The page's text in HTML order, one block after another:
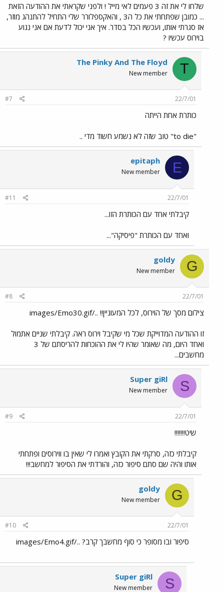
שלחו לי את זה 3 פעמים לאי מייל ! ולפני שקראתי את ההודעה הזאת
... כמובן שפתחתי את כל ה3 , והאקספלורר שלי התחיל להתנהג מוזר,
אז סגרתי אותו, ועכשיו הכל בסדר. איך אני יכול לדעת אם אני נגוע
בוירוס עכשיו ?
T
The Pinky And The Floyd
New member
22/7/01
#7
כותרת אחת הייתה
"to die" טוב שזה לא נשמע חשוד מדי ..
E
epitaph
New member
22/7/01
#11
קיבלתי אחד עם הכותרת הזו...
ואחד עם הכותרת "פיסיקה"...
G
goldy
New member
22/7/01
#8
צילום מסך של הוירוס, לכל המעוניין!! ../images/Emo30.gif
זו ההודעה המדוייקת שכל מי שקיבל וירוס ראה. קיבלתי שניים אתמול
ואחד היום, מה שאומר שהיו לי את ההוכחות להריסתם של 3
מחשבים...
S
Super giRl
New member
22/7/01
#9
שיט!!!!!!!
קיבלתי כזה, סרקתי את הקובץ ואמרו לי שאין בו ווירוסים ופתחתי
אותו והיה שם סתם סיפור כזה, והורדתי את הסיפור למחשב!!!
G
goldy
New member
22/7/01
#10
סיפור ובו מסופר כי סוף מחשבך קרב? ../images/Emo4.gif
S
Super giRl
New member